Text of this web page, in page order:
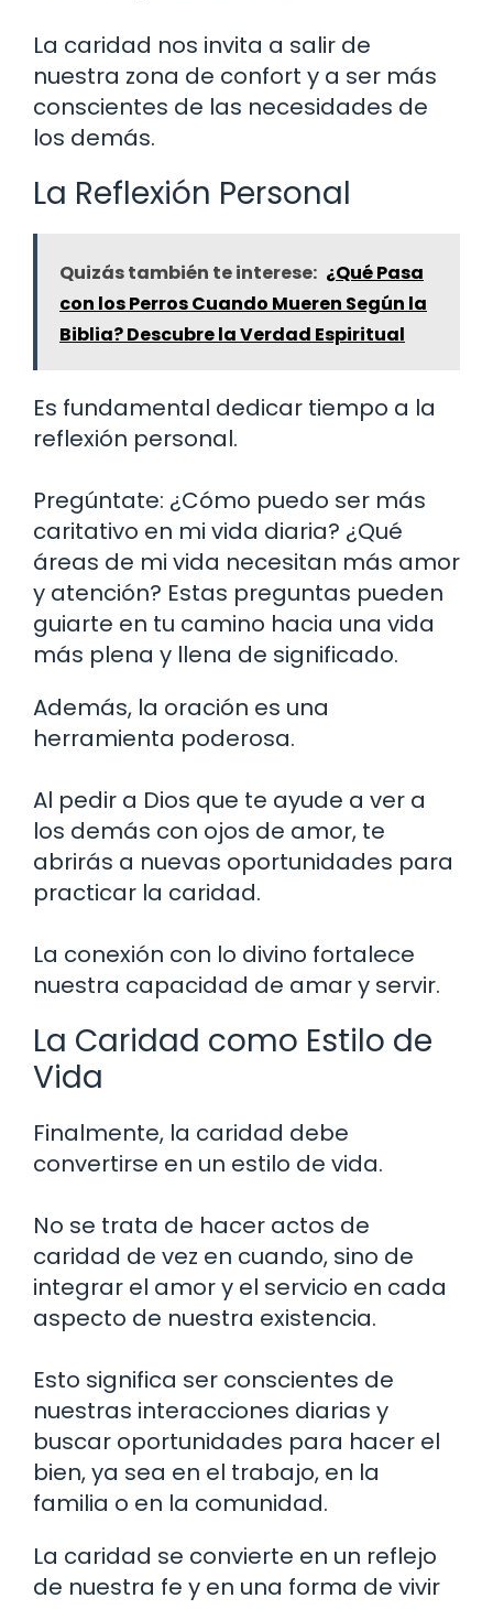
La caridad nos invita a salir de
nuestra zona de confort y a ser más
conscientes de las necesidades de
los demás.
La Reflexión Personal
Quizás también te interese: ¿Qué Pasa
con los Perros Cuando Mueren Según la
Biblia? Descubre la Verdad Espiritual
Es fundamental dedicar tiempo a la
reflexión personal.
Pregúntate: ¿Cómo puedo ser más
caritativo en mi vida diaria? ¿Qué
áreas de mi vida necesitan más amor
y atención? Estas preguntas pueden
guiarte en tu camino hacia una vida
más plena y llena de significado.
Además, la oración es una
herramienta poderosa.
Al pedir a Dios que te ayude a ver a
los demás con ojos de amor, te
abrirás a nuevas oportunidades para
practicar la caridad.
La conexión con lo divino fortalece
nuestra capacidad de amar y servir.
La Caridad como Estilo de
Vida
Finalmente, la caridad debe
convertirse en un estilo de vida.
No se trata de hacer actos de
caridad de vez en cuando, sino de
integrar el amor y el servicio en cada
aspecto de nuestra existencia.
Esto significa ser conscientes de
nuestras interacciones diarias y
buscar oportunidades para hacer el
bien, ya sea en el trabajo, en la
familia o en la comunidad.
La caridad se convierte en un reflejo
de nuestra fe y en una forma de vivir